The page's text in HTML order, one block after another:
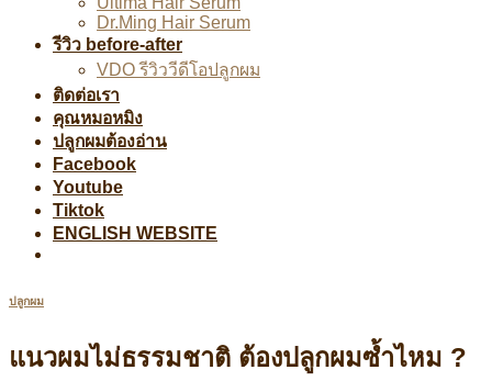
Dr.Ming Hair Serum
รีวิว before-after
VDO รีวิววีดีโอปลูกผม
ติดต่อเรา
คุณหมอหมิง
ปลูกผมต้องอ่าน
Facebook
Youtube
Tiktok
ENGLISH WEBSITE
ปลูกผม
แนวผมไม่ธรรมชาติ ต้องปลูกผมซ้ำไหม ?